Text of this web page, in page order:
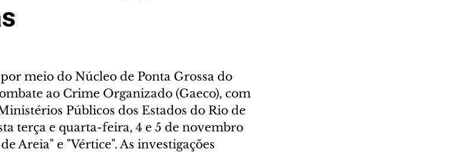
meio do Núcleo de Ponta Grossa do
ao Crime Organizado (Gaeco), com
Públicos dos Estados do Rio de
terça e quarta-feira, 4 e 5 de novembro
Areia" e "Vértice". As investigações